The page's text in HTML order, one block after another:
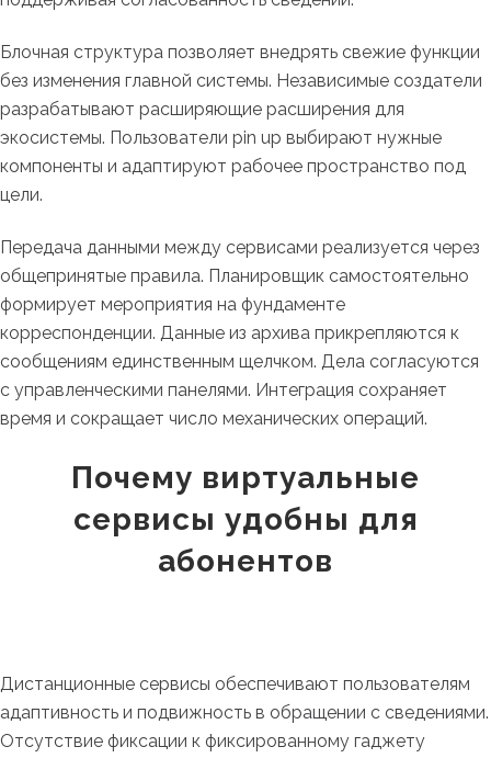
Блочная структура позволяет внедрять свежие функции
без изменения главной системы. Независимые создатели
разрабатывают расширяющие расширения для
экосистемы. Пользователи pin up выбирают нужные
компоненты и адаптируют рабочее пространство под
цели.
Передача данными между сервисами реализуется через
общепринятые правила. Планировщик самостоятельно
формирует мероприятия на фундаменте
корреспонденции. Данные из архива прикрепляются к
сообщениям единственным щелчком. Дела согласуются
с управленческими панелями. Интеграция сохраняет
время и сокращает число механических операций.
Почему виртуальные
сервисы удобны для
абонентов
Дистанционные сервисы обеспечивают пользователям
адаптивность и подвижность в обращении с сведениями.
Отсутствие фиксации к фиксированному гаджету